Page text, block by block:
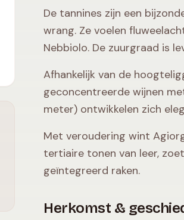
De tannines zijn een
wrang. Ze voelen
Nebbiolo. De zuurgraad is
Afhankelijk van de
geconcentreerde wijnen
meter) ontwikkelen zich
Met veroudering wint
tertiaire tonen van leer,
geïntegreerd raken.
Herkomst &